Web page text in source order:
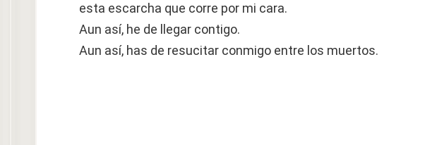
esta escarcha que corre por mi cara.
Aun así, he de llegar contigo.
Aun así, has de resucitar conmigo entre los muertos.